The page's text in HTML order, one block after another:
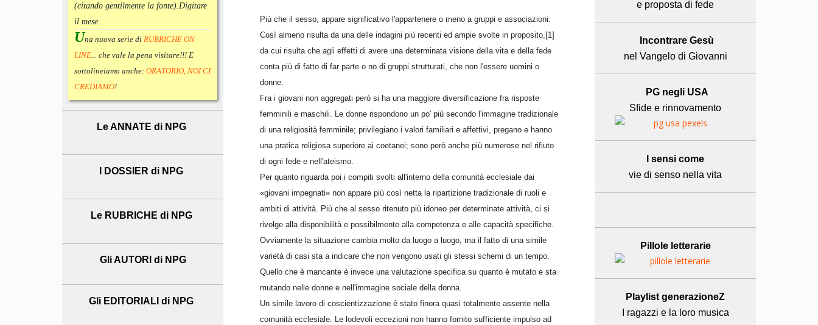
(citando gentilmente la fonte).Digitare
il mese.
Una nuova serie di RUBRICHE ON
LINE... che vale la pena visitare!!! E
sottolineiamo anche: ORATORIO, NOI CI
CREDIAMO!
Le ANNATE di NPG
I DOSSIER di NPG
Le RUBRICHE di NPG
Gli AUTORI di NPG
Gli EDITORIALI di NPG
Più che il sesso, appare significativo l'appartenere o meno a gruppi e associazioni.
Così almeno risulta da una delle indagini più recenti ed ampie svolte in proposito,[1]
da cui risulta che agli effetti di avere una determinata visione della vita e della fede
conta più di fatto di far parte o no di gruppi strutturati, che non l'essere uomini o
donne.
Fra i giovani non aggregati però si ha una maggiore diversificazione fra risposte
femminili e maschili. Le donne rispondono un po' più secondo l'immagine tradizionale
di una religiosità femminile; privilegiano i valori familiari e affettivi, pregano e hanno
una pratica religiosa superiore ai coetanei; sono però anche più numerose nel rifiuto
di ogni fede e nell'ateismo.
Per quanto riguarda poi i compiti svolti all'interno della comunità ecclesiale dai
«giovani impegnati» non appare più così netta la ripartizione tradizionale di ruoli e
ambiti di attività. Più che al sesso ritenuto più idoneo per determinate attività, ci si
rivolge alla disponibilità e possibilmente alla competenza e alle capacità specifiche.
Ovviamente la situazione cambia molto da luogo a luogo, ma il fatto di una simile
varietà di casi sta a indicare che non vengono usati gli stessi schemi di un tempo.
Quello che è mancante è invece una valutazione specifica su quanto è mutato e sta
mutando nelle donne e nell'immagine sociale della donna.
Un simile lavoro di coscientizzazione è stato finora quasi totalmente assente nella
comunità ecclesiale. Le lodevoli eccezioni non hanno fornito sufficiente impulso ad
e proposta di fede
Incontrare Gesù
nel Vangelo di Giovanni
PG negli USA
Sfide e rinnovamento
I sensi come
vie di senso nella vita
Pillole letterarie
Playlist generazioneZ
I ragazzi e la loro musica